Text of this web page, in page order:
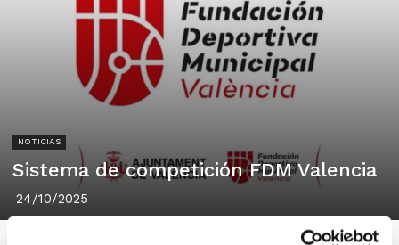
NOTICIAS
Sistema de competición FDM Valencia
24/10/2025